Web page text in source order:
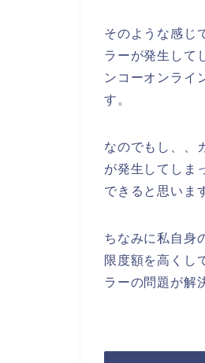
そのような感じ
ラーが発生して
ンコーオンライ
す。
なのでもし、、
が発生してしま
できると思いま
ちなみに私自身
限度額を高くし
ラーの問題が解